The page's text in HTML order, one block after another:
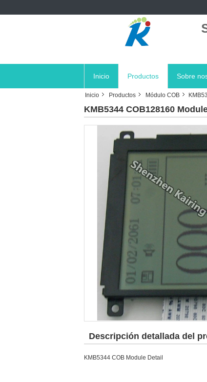
Inicio Productos Sobre
Inicio Productos Módulo COB
KMB5344 COB128160
Descripción detallada del
KMB5344 COB Module Detail